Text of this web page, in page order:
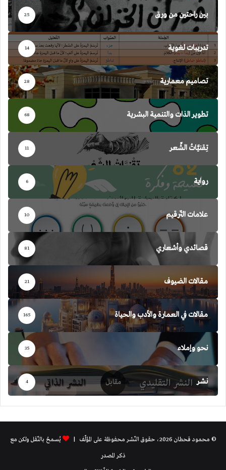
بين راحتين من ورق 25
تدريبات لغوية 14
تصاميم معمارية 28
تطوير الذات والتنمية البشرية 68
تِقنيَّاتُ الشِّعر 11
رواية 6
علامات التّرقيم 10
قصائدي وأشعاري 81
مقالات الضيوف 21
مقالات في العمارة والأدب والحياة 165
نحو وإملاء 35
نشر 4
© محمود قحطان 2026، حقوق النّشر محفوظة على المؤلّف |
يُسمحُ بالنّقل ولكن مع
ذكر المصدر